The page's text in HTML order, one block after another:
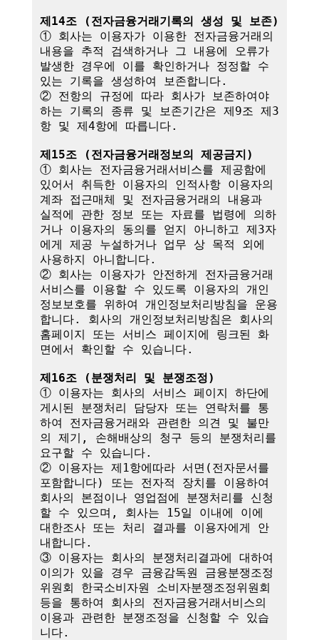
제14조 (전자금융거래기록의 생성 및 보존)
① 회사는 이용자가 이용한 전자금융거래의
내용을 추적 검색하거나 그 내용에 오류가
발생한 경우에 이를 확인하거나 정정할 수
있는 기록을 생성하여 보존합니다.
② 전항의 규정에 따라 회사가 보존하여야
하는 기록의 종류 및 보존기간은 제9조 제3
항 및 제4항에 따릅니다.
제15조 (전자금융거래정보의 제공금지)
① 회사는 전자금융거래서비스를 제공함에
있어서 취득한 이용자의 인적사항 이용자의
계좌 접근매체 및 전자금융거래의 내용과
실적에 관한 정보 또는 자료를 법령에 의하
거나 이용자의 동의를 얻지 아니하고 제3자
에게 제공 누설하거나 업무 상 목적 외에
사용하지 아니합니다.
② 회사는 이용자가 안전하게 전자금융거래
서비스를 이용할 수 있도록 이용자의 개인
정보보호를 위하여 개인정보처리방침을 운용
합니다. 회사의 개인정보처리방침은 회사의
홈페이지 또는 서비스 페이지에 링크된 화
면에서 확인할 수 있습니다.
제16조 (분쟁처리 및 분쟁조정)
① 이용자는 회사의 서비스 페이지 하단에
게시된 분쟁처리 담당자 또는 연락처를 통
하여 전자금융거래와 관련한 의견 및 불만
의 제기, 손해배상의 청구 등의 분쟁처리를
요구할 수 있습니다.
② 이용자는 제1항에따라 서면(전자문서를
포함합니다) 또는 전자적 장치를 이용하여
회사의 본점이나 영업점에 분쟁처리를 신청
할 수 있으며, 회사는 15일 이내에 이에
대한조사 또는 처리 결과를 이용자에게 안
내합니다.
③ 이용자는 회사의 분쟁처리결과에 대하여
이의가 있을 경우 금융감독원 금융분쟁조정
위원회 한국소비자원 소비자분쟁조정위원회
등을 통하여 회사의 전자금융거래서비스의
이용과 관련한 분쟁조정을 신청할 수 있습
니다.